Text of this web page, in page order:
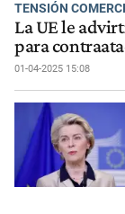
TENSIÓN
La UE le
para
01-04-2025 15:08